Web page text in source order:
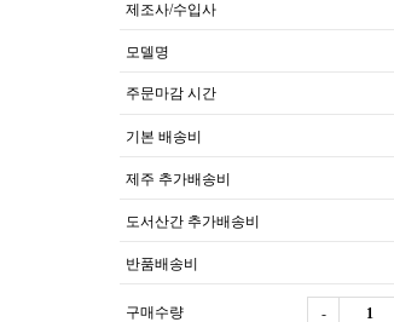
제조사/수입사
모델명
주문마감 시간
기본 배송비
제주 추가배송비
도서산간 추가배송비
반품배송비
구매수량 -